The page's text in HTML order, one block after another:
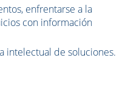
enfrentarse a la
con información
intelectual de soluciones.